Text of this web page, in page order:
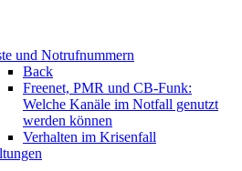
und Notrufnummern
Back
Freenet, PMR und CB-Funk:
Welche Kanäle im Notfall genutzt
werden können
Verhalten im Krisenfall